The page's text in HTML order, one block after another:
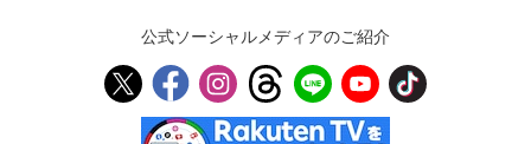
公式ソーシャルメディアのご紹介